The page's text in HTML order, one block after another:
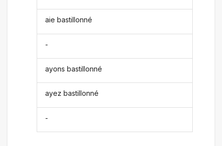
aie bastillonné
-
ayons bastillonné
ayez bastillonné
-